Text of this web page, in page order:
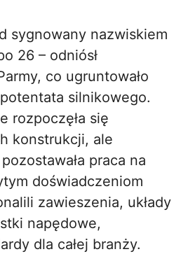
sygnowany nazwiskiem
26 – odniósł
co ugruntowało
silnikowego.
rozpoczęła się
konstrukcji, ale
praca na
doświadczeniom
zawieszenia, układy
napędowe,
dla całej branży.